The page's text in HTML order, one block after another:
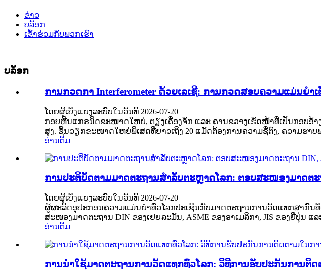
ຂ່າວ
ບລັອກ
ເຂົ້າຮ່ວມກັບພວກເຮົາ
ບລັອກ
ການກວດກາ Interferometer ດ້ວຍເລເຊີ: ການກວດສອບຄວາມແມ່ນ
ໂດຍຜູ້ເບິ່ງແຍງລະບົບໃນວັນທີ 2026-07-20
ກອບຫີນແກຣນິດຂະໜາດໃຫຍ່, ຕຽງເຄື່ອງຈັກ ແລະ ຄານຂວາງເຮັດໜ້າທີ່ເປັນກອບອ້າງອີ
ສູງ. ຊິ້ນວຽກຂະໜາດໃຫຍ່ພິເສດທີ່ຍາວເຖິງ 20 ແມັດຕ້ອງການຄວາມຊື່ຕົງ, ຄວາມຮາ
ອ່ານຕື່ມ
ການປະຕິບັດຕາມມາດຕະຖານສຳລັບຕະຫຼາດໂລກ: ຕອບສະໜອງມາດຕະ
ໂດຍຜູ້ເບິ່ງແຍງລະບົບໃນວັນທີ 2026-07-20
ຜູ້ຜະລິດອຸປະກອນຄວາມແມ່ນຍໍາທົ່ວໂລກປະເຊີນກັບມາດຕະຖານການວັດແທກສາກົ
ສະໜອງມາດຕະຖານ DIN ຂອງເຢຍລະມັນ, ASME ຂອງອາເມລິກາ, JIS ຂອງຍີ່ປຸ່ນ
ອ່ານຕື່ມ
ການນຳໃຊ້ມາດຕະຖານການວັດແທກທົ່ວໂລກ: ວິທີການຮັບປະກັນການຕິ